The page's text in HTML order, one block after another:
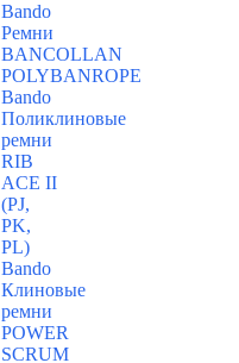
Bando
Ремни
BANCOLLAN
POLYBANROPE
Bando
Поликлиновые
ремни
RIB
ACE II
(PJ,
PK,
PL)
Bando
Клиновые
ремни
POWER
SCRUM